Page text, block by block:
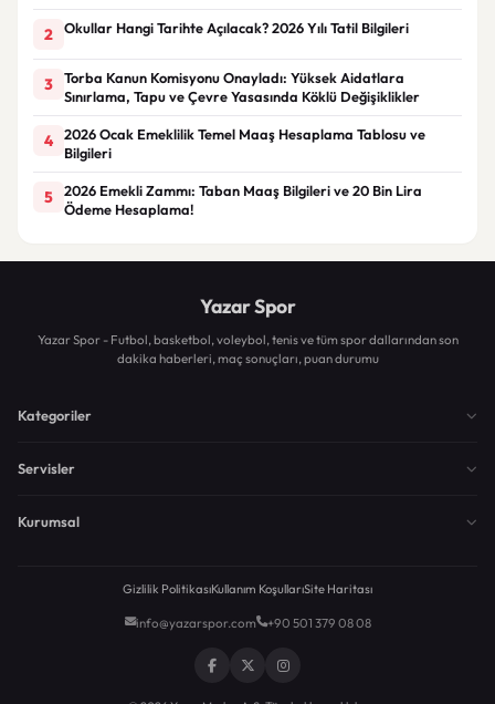
2 Okullar Hangi Tarihte Açılacak? 2026 Yılı Tatil Bilgileri
3
Torba Kanun Komisyonu Onayladı: Yüksek Aidatlara
Sınırlama, Tapu ve Çevre Yasasında Köklü Değişiklikler
4
2026 Ocak Emeklilik Temel Maaş Hesaplama Tablosu ve
Bilgileri
5
2026 Emekli Zammı: Taban Maaş Bilgileri ve 20 Bin Lira
Ödeme Hesaplama!
Yazar Spor
Yazar Spor - Futbol, basketbol, voleybol, tenis ve tüm spor dallarından son
dakika haberleri, maç sonuçları, puan durumu
Kategoriler
Servisler
Kurumsal
Gizlilik PolitikasıKullanım KoşullarıSite Haritası
info@yazarspor.com +90 501 379 08 08